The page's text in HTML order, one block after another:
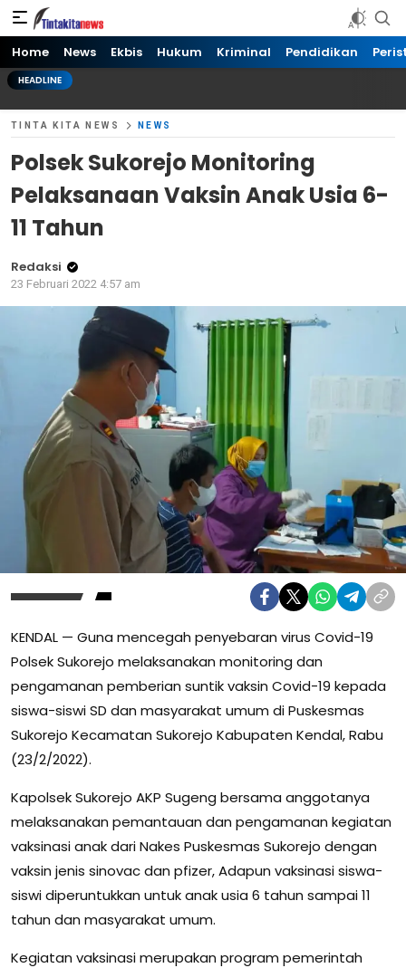
Tinta kita News
Informasi Terkini
Home News Ekbis Hukum Kriminal Pendidikan
HEADLINE
TINTA KITA NEWS NEWS
Polsek Sukorejo Monitoring
Pelaksanaan Vaksin Anak Usia 6-
11 Tahun
Redaksi
23 Februari 2022 4:57 am
KENDAL — Guna mencegah penyebaran virus Covid-19
Polsek Sukorejo melaksanakan monitoring dan
pengamanan pemberian suntik vaksin Covid-19 kepada
siswa-siswi SD dan masyarakat umum di Puskesmas
Sukorejo Kecamatan Sukorejo Kabupaten Kendal, Rabu
(23/2/2022).
Kapolsek Sukorejo AKP Sugeng bersama anggotanya
melaksanakan pemantauan dan pengamanan kegiatan
vaksinasi anak dari Nakes Puskesmas Sukorejo dengan
vaksin jenis sinovac dan pfizer, Adapun vaksinasi siswa-
siswi diperuntukkan untuk anak usia 6 tahun sampai 11
tahun dan masyarakat umum.
Kegiatan vaksinasi merupakan program pemerintah